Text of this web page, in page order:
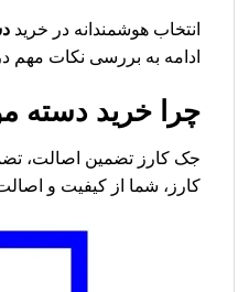
انتخاب هوشمندانه در خرید
ادامه به بررسی نکات مهم
چرا خرید دسته
جک کارز تضمین اصالت،
کارز، شما از کیفیت و